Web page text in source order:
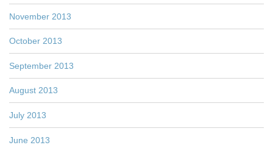
November 2013
October 2013
September 2013
August 2013
July 2013
June 2013